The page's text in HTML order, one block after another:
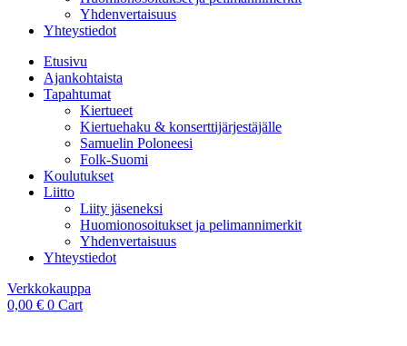
Yhdenvertaisuus
Yhteystiedot
Etusivu
Ajankohtaista
Tapahtumat
Kiertueet
Kiertuehaku & konserttijärjestäjälle
Samuelin Poloneesi
Folk-Suomi
Koulutukset
Liitto
Liity jäseneksi
Huomionosoitukset ja pelimannimerkit
Yhdenvertaisuus
Yhteystiedot
Verkkokauppa
0,00 € 0 Cart